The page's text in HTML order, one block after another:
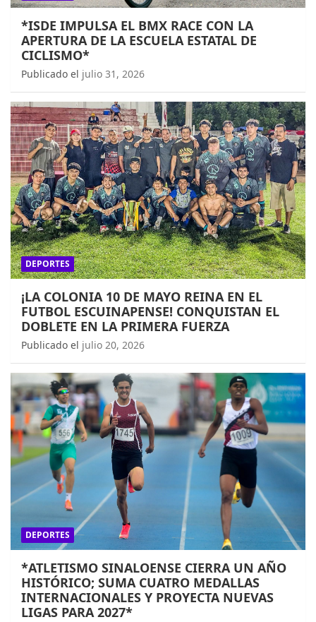
*ISDE IMPULSA EL BMX RACE CON LA
APERTURA DE LA ESCUELA ESTATAL DE
CICLISMO*
Publicado el julio 31, 2026
DEPORTES
¡LA COLONIA 10 DE MAYO REINA EN EL
FUTBOL ESCUINAPENSE! CONQUISTAN EL
DOBLETE EN LA PRIMERA FUERZA
Publicado el julio 20, 2026
DEPORTES
*ATLETISMO SINALOENSE CIERRA UN AÑO
HISTÓRICO; SUMA CUATRO MEDALLAS
INTERNACIONALES Y PROYECTA NUEVAS
LIGAS PARA 2027*